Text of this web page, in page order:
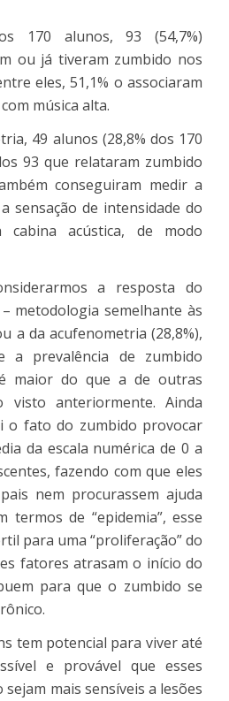
170 alunos, 93 (54,7%)
ou já tiveram zumbido nos
eles, 51,1% o associaram
música alta.
49 alunos (28,8% dos 170
93 que relataram zumbido
conseguiram medir a
sensação de intensidade do
cabina acústica, de modo
a resposta do
metodologia semelhante às
a da acufenometria (28,8%),
a prevalência de zumbido
maior do que a de outras
visto anteriormente. Ainda
o fato do zumbido provocar
da escala numérica de 0 a
fazendo com que eles
nem procurassem ajuda
termos de “epidemia”, esse
para uma “proliferação” do
fatores atrasam o início do
para que o zumbido se
tem potencial para viver até
e provável que esses
mais sensíveis a lesões